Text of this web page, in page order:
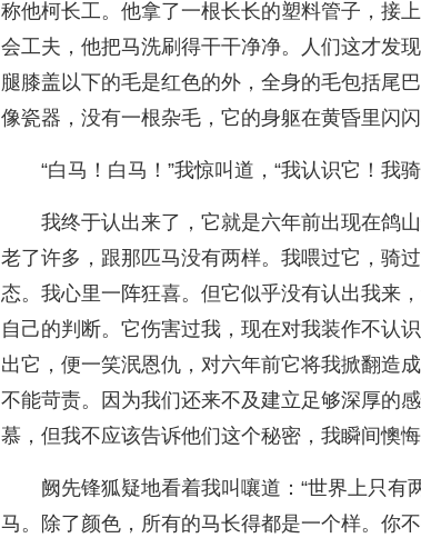
称他柯长工。他拿了一根长长的塑料管子，接
会工夫，他把马洗刷得干干净净。人们这才发
腿膝盖以下的毛是红色的外，全身的毛包括尾
像瓷器，没有一根杂毛，它的身躯在黄昏里闪
“白马！白马！”我惊叫道，“我认识它！我
我终于认出来了，它就是六年前出现在鸽
老了许多，跟那匹马没有两样。我喂过它，骑
态。我心里一阵狂喜。但它似乎没有认出我来
自己的判断。它伤害过我，现在对我装作不认
出它，便一笑泯恩仇，对六年前它将我掀翻造
不能苛责。因为我们还来不及建立足够深厚的
慕，但我不应该告诉他们这个秘密，我瞬间懊悔
阙先锋狐疑地看着我叫嚷道：“世界上只有
马。除了颜色，所有的马长得都是一个样。你